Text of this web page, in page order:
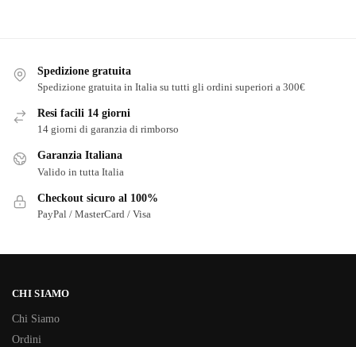
Spedizione gratuita
Spedizione gratuita in Italia su tutti gli ordini superiori a 300€
Resi facili 14 giorni
14 giorni di garanzia di rimborso
Garanzia Italiana
Valido in tutta Italia
Checkout sicuro al 100%
PayPal / MasterCard / Visa
CHI SIAMO
Chi Siamo
Ordini